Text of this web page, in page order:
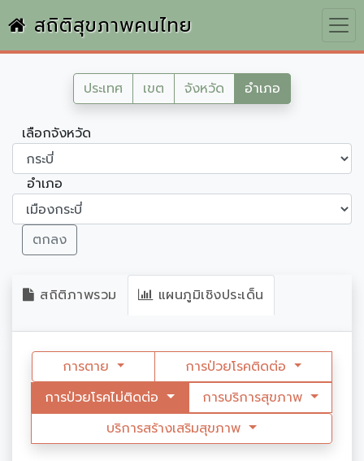
สถิติสุขภาพคนไทย
ประเทศ เขต จังหวัด อำเภอ
เลือกจังหวัด
อำเภอ
ตกลง
สถิติภาพรวม แผนภูมิเชิงประเด็น
การตาย
การป่วยโรคติดต่อ
การป่วยโรคไม่ติดต่อ
การบริการสุขภาพ
บริการสร้างเสริมสุขภาพ